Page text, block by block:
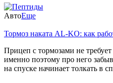
АвтоЕще
Тормоз наката AL-KO: как
Прицеп с тормозами не
именно поэтому про него
на спуске начинает толкать в